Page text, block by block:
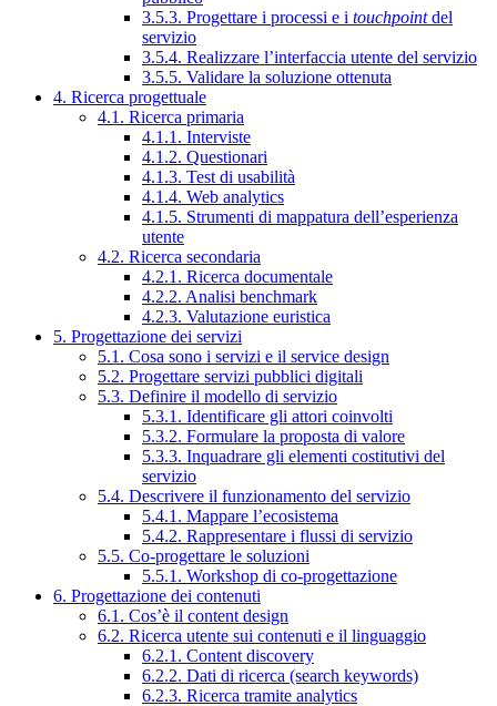
3.5.3. Progettare i processi e i touchpointdel
servizio
3.5.4. Realizzare l’interfaccia utente del servizio
3.5.5. Validare la soluzione ottenuta
4. Ricerca progettuale
4.1. Ricerca primaria
4.1.1. Interviste
4.1.2. Questionari
4.1.3. Test di usabilità
4.1.4. Web analytics
4.1.5. Strumenti di mappatura dell’esperienza
utente
4.2. Ricerca secondaria
4.2.1. Ricerca documentale
4.2.2. Analisi benchmark
4.2.3. Valutazione euristica
5. Progettazione dei servizi
5.1. Cosa sono i servizi e il service design
5.2. Progettare servizi pubblici digitali
5.3. Definire il modello di servizio
5.3.1. Identificare gli attori coinvolti
5.3.2. Formulare la proposta di valore
5.3.3. Inquadrare gli elementi costitutivi del
servizio
5.4. Descrivere il funzionamento del servizio
5.4.1. Mappare l’ecosistema
5.4.2. Rappresentare i flussi di servizio
5.5. Co-progettare le soluzioni
5.5.1. Workshop di co-progettazione
6. Progettazione dei contenuti
6.1. Cos’è il content design
6.2. Ricerca utente sui contenuti e il linguaggio
6.2.1. Content discovery
6.2.2. Dati di ricerca (search keywords)
6.2.3. Ricerca tramite analytics